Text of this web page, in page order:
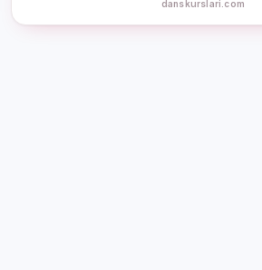
danskurslari.com